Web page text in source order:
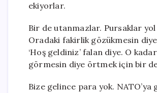
ekiyorlar.
Bir de utanmazlar. Pursaklar yol
Oradaki fakirlik gözükmesin
‘Hoş geldiniz’ falan diye. O
görmesin diye örtmek için bir
Bize gelince para yok.